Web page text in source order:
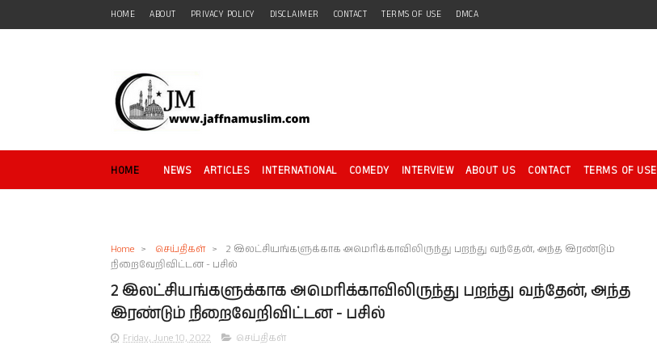
HOME ABOUT PRIVACY POLICY DISCLAIMER CONTACT TERMS OF USE DMCA
HOME NEWS ARTICLES INTERNATIONAL COMEDY INTERVIEW ABOUT US CONTACT TERMS OF USE
Home > செய்திகள் >
2 இலட்சியங்களுக்காக அமெரிக்காவிலிருந்து பறந்து வந்தேன், அந்த இரண்டும்
நிறைவேறிவிட்டன - பசில்
2 இலட்சியங்களுக்காக அமெரிக்காவிலிருந்து பறந்து வந்தேன், அந்த
இரண்டும் நிறைவேறிவிட்டன - பசில்
Friday, June 10, 2022 செய்திகள்